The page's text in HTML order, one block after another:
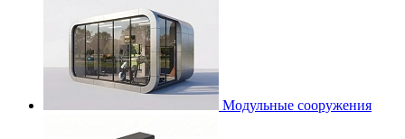
Модульные сооружения